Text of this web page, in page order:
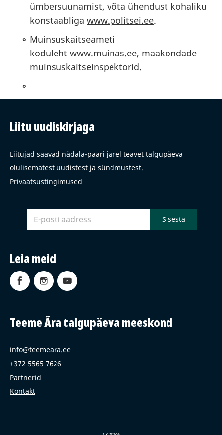
ümbersuunamist, võta ühendust kohaliku
konstaabliga www.politsei.ee.
Muinsuskaitseameti
koduleht www.muinas.ee, maakondade
muinsuskaitseinspektorid.
Liitu uudiskirjaga
Liitujad saavad nädala-paari järel teavet talgupäeva
olulisematest uudistest ja sündmustest.
Privaatsustingimused
Leia meid
Teeme Ära talgupäeva meeskond
info@teemeara.ee
+372 5565 7626
Partnerid
Kontakt